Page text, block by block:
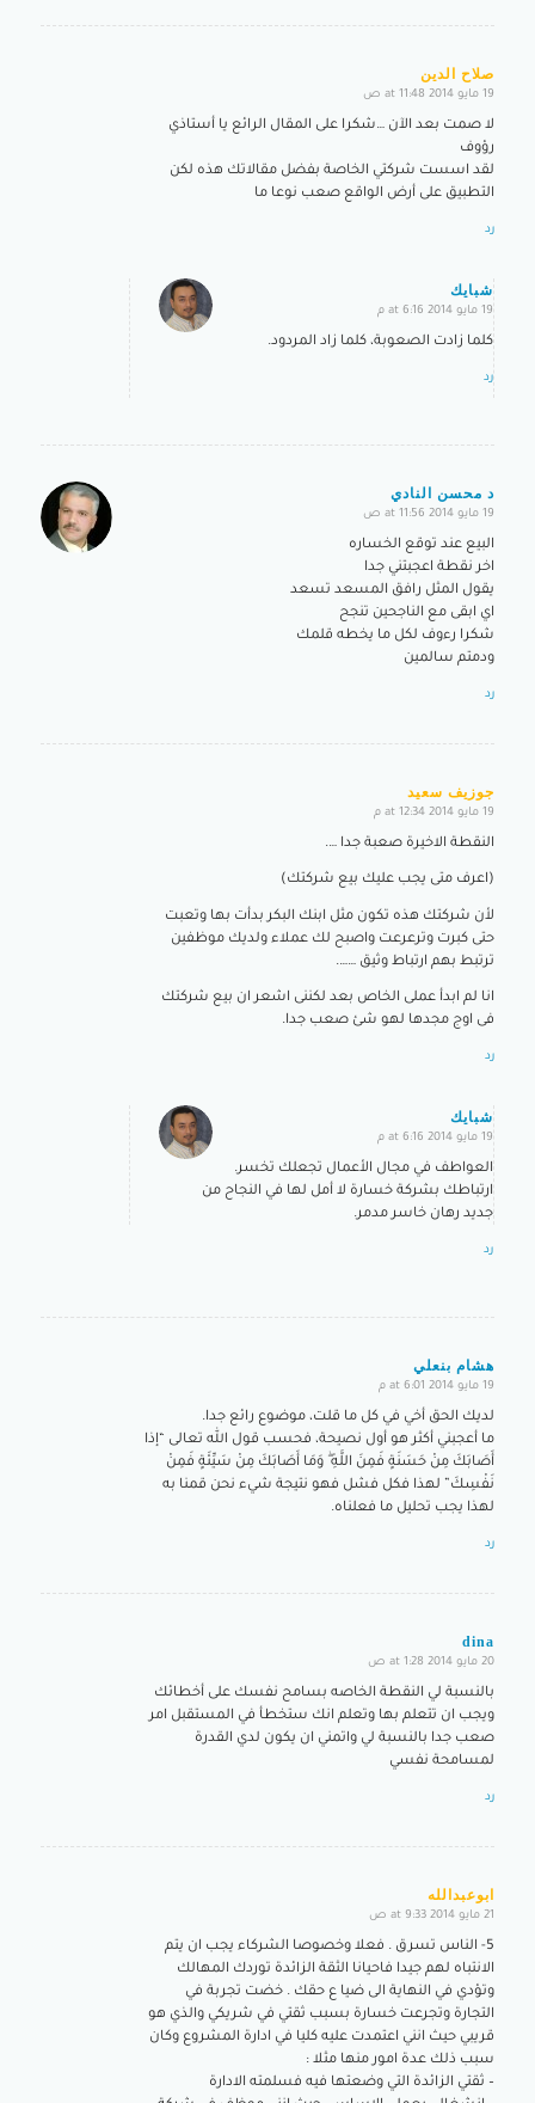
صلاح الدين
says:
19 مايو 2014 at 11:48 ص
لا صمت بعد الآن …شكرا على المقال الرائع يا أستاذي
رؤوف
لقد اسست شركتي الخاصة بفضل مقالاتك هذه لكن
التطبيق على أرض الواقع صعب نوعا ما
رد
شبايك
says:
19 مايو 2014 at 6:16 م
كلما زادت الصعوبة، كلما زاد المردود.
رد
د محسن النادي
says:
19 مايو 2014 at 11:56 ص
البيع عند توقع الخساره
اخر نقطة اعجبتني جدا
يقول المثل رافق المسعد تسعد
اي ابقى مع الناجحين تنجح
شكرا رءوف لكل ما يخطه قلمك
ودمتم سالمين
رد
جوزيف سعيد
says:
19 مايو 2014 at 12:34 م
النقطة الاخيرة صعبة جدا ….
(اعرف متى يجب عليك بيع شركتك)
لأن شركتك هذه تكون مثل ابنك البكر بدأت بها وتعبت
حتى كبرت وترعرعت واصبح لك عملاء ولديك موظفين
ترتبط بهم ارتباط وثيق …….
انا لم ابدأ عملى الخاص بعد لكننى اشعر ان بيع شركتك
فى اوج مجدها لهو شئ صعب جدا.
رد
شبايك
says:
19 مايو 2014 at 6:16 م
العواطف في مجال الأعمال تجعلك تخسر.
ارتباطك بشركة خسارة لا أمل لها في النجاح من
جديد رهان خاسر مدمر.
رد
هشام بنعلي
says:
19 مايو 2014 at 6:01 م
لديك الحق أخي في كل ما قلت، موضوع رائع جدا.
ما أعجبني أكثر هو أول نصيحة، فحسب قول الله تعالى “إذا
أَصَابَكَ مِنْ حَسَنَةٍ فَمِنَ اللَّهِ ۖ وَمَا أَصَابَكَ مِنْ سَيِّئَةٍ فَمِنْ
نَفْسِكَ” لهذا فكل فشل فهو نتيجة شيء نحن قمنا به
لهذا يجب تحليل ما فعلناه.
رد
dina
says:
20 مايو 2014 at 1:28 ص
بالنسبة لي النقطة الخاصه بسامح نفسك على أخطائك
ويجب ان تتعلم بها وتعلم انك ستخطأ في المستقبل امر
صعب جدا بالنسبة لي واتمني ان يكون لدي القدرة
لمسامحة نفسي
رد
ابوعبدالله
says:
21 مايو 2014 at 9:33 ص
5- الناس تسرق . فعلا وخصوصا الشركاء يجب ان يتم
الانتباه لهم جيدا فاحيانا الثقة الزائدة توردك المهالك
وتؤدي في النهاية الى ضيا ع حقك . خضت تجربة في
التجارة وتجرعت خسارة بسبب ثقتي في شريكي والذي هو
قريبي حيث انني اعتمدت عليه كليا في ادارة المشروع وكان
سبب ذلك عدة امور منها مثلا :
– ثقتي الزائدة التي وضعتها فيه فسلمته الادارة